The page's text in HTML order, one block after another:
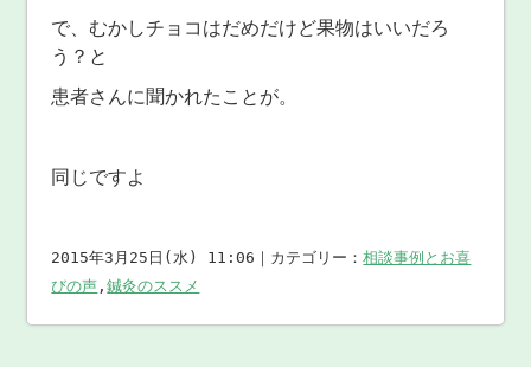
で、むかしチョコはだめだけど果物はいいだろ
う？と
患者さんに聞かれたことが。
同じですよ
2015年3月25日(水) 11:06｜カテゴリー：相談事例とお喜
びの声 ,鍼灸のススメ